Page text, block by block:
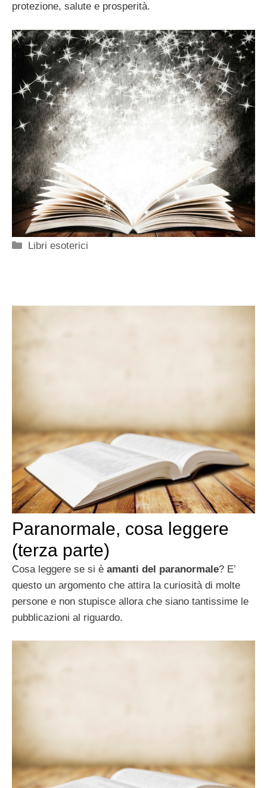
protezione, salute e prosperità.
Categorie
Libri esoterici
Paranormale, cosa leggere
(terza parte)
Cosa leggere se si è amanti del paranormale? E’
questo un argomento che attira la curiosità di molte
persone e non stupisce allora che siano tantissime le
pubblicazioni al riguardo.